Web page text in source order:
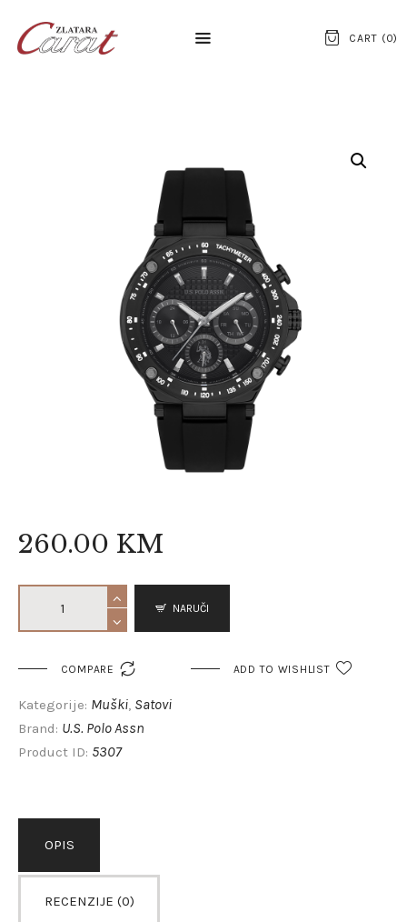
CART (0)
O NAMA
KONTAKT
SATOVI
SREBRNI NAKIT
ZLATNI NAKIT
260.00 KM
NARUČI
COMPARE  ADD TO WISHLIST
Kategorije: Muški Satovi
Brand: U.S. Polo Assn
Product ID: 5307
OPIS
RECENZIJE (0)